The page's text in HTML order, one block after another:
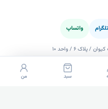
تلگرام واتساپ
۶ / واحد ۱۰
سبد من